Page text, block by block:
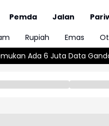
Pemda Jalan
Rupiah Emas
Siswa Penerima MBG